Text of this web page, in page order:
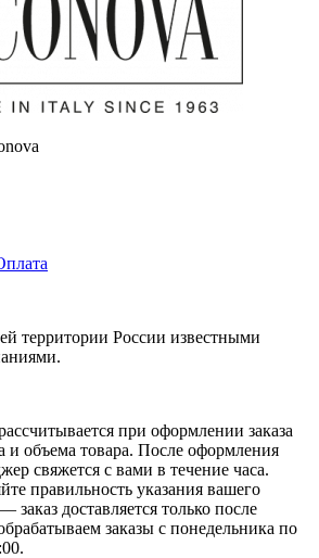
территории России известными
при оформлении заказа
и объема товара. После оформления
свяжется с вами в течение часа.
правильность указания вашего
заказ доставляется только после
заказы с понедельника по